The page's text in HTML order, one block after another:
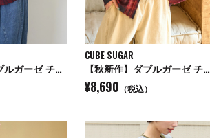
【秋新作】ダブルガーゼ チェック リバーシブル 5分袖 ドルマンシャツ
CUBE SUGAR
【秋新作】ダブルガーゼ チェック リバーシブル レギュラーシャツ
¥8,690 （税込）